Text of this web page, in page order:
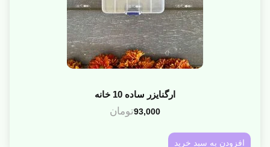
ارگنایزر ساده 10 خانه
93,000تومان
افزودن به سبد خرید